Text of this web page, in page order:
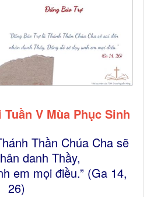
V Mùa Phục Sinh
Thần Chúa Cha sẽ
danh Thầy,
em mọi điều.” (Ga 14,
26)